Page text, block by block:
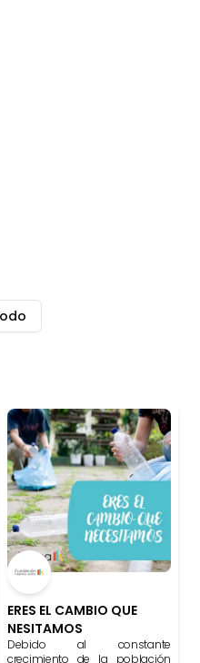
ERES EL CAMBIO QUE
NESITAMOS
Debido al constante
crecimiento de la población